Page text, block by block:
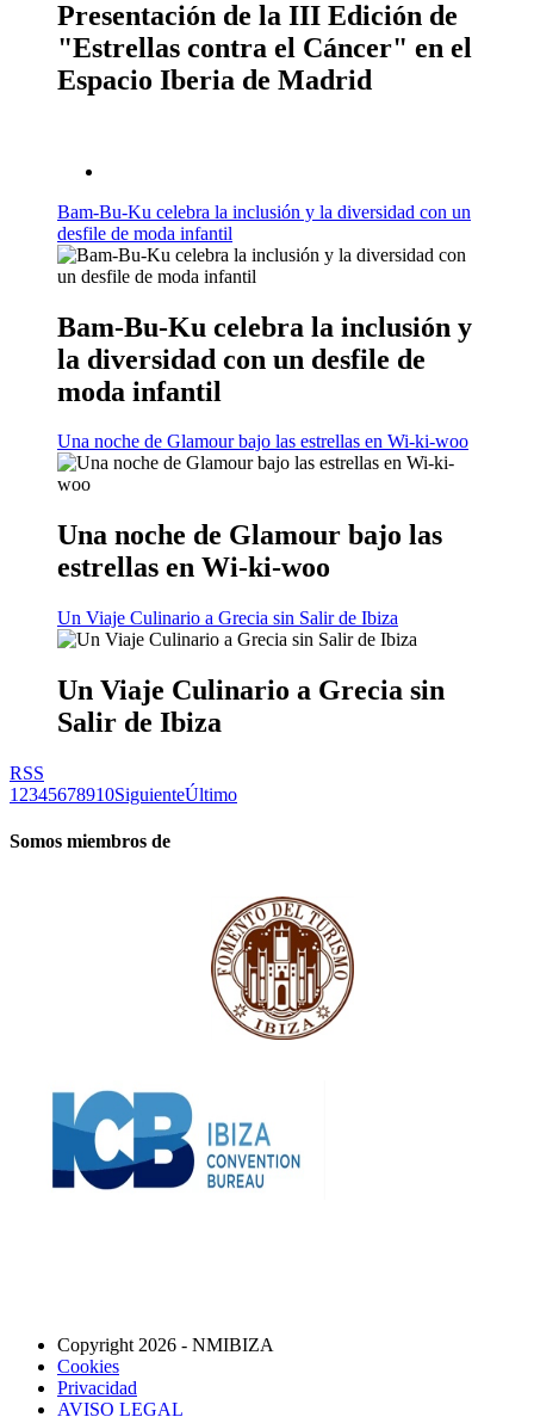
Presentación de la III Edición de
"Estrellas contra el Cáncer" en el
Espacio Iberia de Madrid
Bam-Bu-Ku celebra la inclusión y la diversidad con un
desfile de moda infantil
Bam-Bu-Ku celebra la inclusión y
la diversidad con un desfile de
moda infantil
Una noche de Glamour bajo las estrellas en Wi-ki-woo
Una noche de Glamour bajo las
estrellas en Wi-ki-woo
Un Viaje Culinario a Grecia sin Salir de Ibiza
Un Viaje Culinario a Grecia sin
Salir de Ibiza
RSS
1 2345678910SiguienteÚltimo
Somos miembros de
Copyright 2026 - NMIBIZA
Cookies
Privacidad
AVISO LEGAL